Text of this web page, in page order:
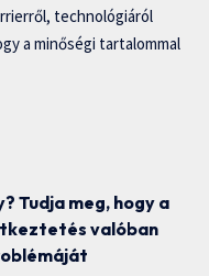
technológiáról
a minőségi tartalommal
Tudja meg, hogy a
valóban